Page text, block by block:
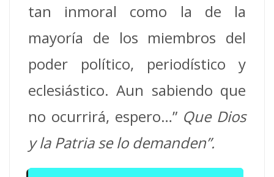
tan inmoral como la de la
mayoría de los miembros del
poder político, periodístico y
eclesiástico. Aun sabiendo que
no ocurrirá, espero…”Que Dios
y la Patria se lo demanden”.